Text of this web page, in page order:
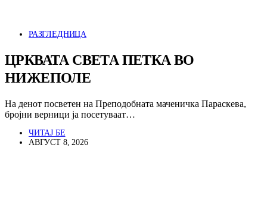
РАЗГЛЕДНИЦА
ЦРКВАТА СВЕТА ПЕТКА ВО
НИЖЕПОЛЕ
На денот посветен на Преподобната маченичка Параскева,
бројни верници ја посетуваат…
ЧИТАЈ БЕ
АВГУСТ 8, 2026